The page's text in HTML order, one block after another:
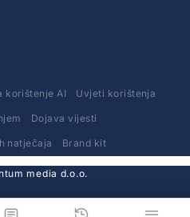
korištenje AI Uvjeti korištenja
Dojava vijesti
natječaja Brand kit
media d.o.o.